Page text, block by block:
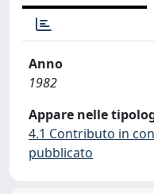
Anno
1982
Appare nelle
4.1 Contributo in
pubblicato